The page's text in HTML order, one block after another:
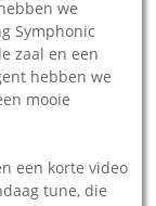
we
Symphonic
zaal en een
hebben we
mooie
een korte video
tune, die